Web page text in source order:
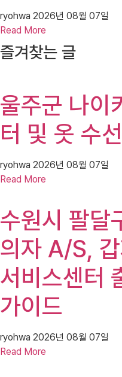
ryohwa 2026년 08월 07일
Read More
즐겨찾는 글
울주군 나이
터 및 옷 수
ryohwa 2026년 08월 07일
Read More
수원시 팔달
의자 A/S,
서비스센터
가이드
ryohwa 2026년 08월 07일
Read More